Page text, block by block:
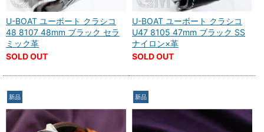
U-BOAT ユーボート クラシコ
48 8107 48mm ブラック セラ
ミック革
SOLD OUT
U-BOAT ユーボート クラシコ
U47 8105 47mm ブラック SS
ナイロン×革
SOLD OUT
新品 新品